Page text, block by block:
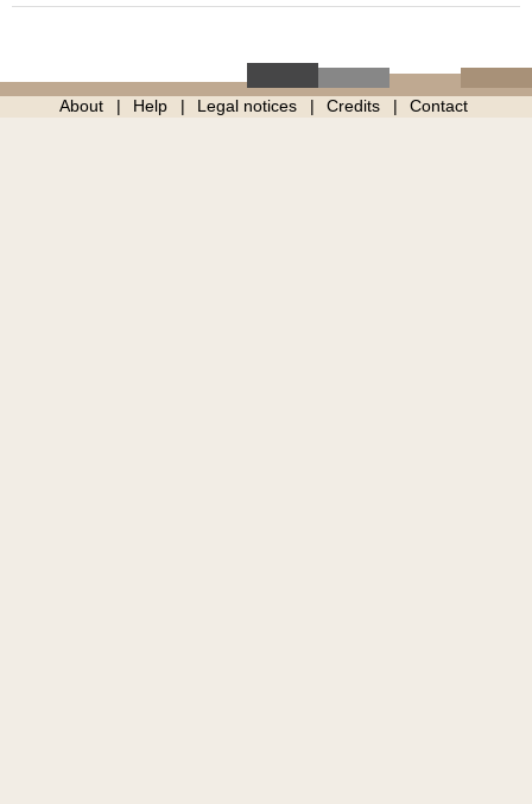
About Help Legal notices Credits Contact